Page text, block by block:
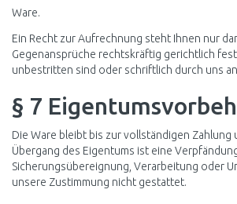
Ware.
Ein Recht zur Aufrechnung steht Ihnen nur
Gegenansprüche rechtskräftig gerichtlich
unbestritten sind oder schriftlich durch uns
§ 7
Die Ware bleibt bis zur vollständigen Zahlung
Übergang des Eigentums ist eine
Sicherungsübereignung, Verarbeitung oder
unsere Zustimmung nicht gestattet.